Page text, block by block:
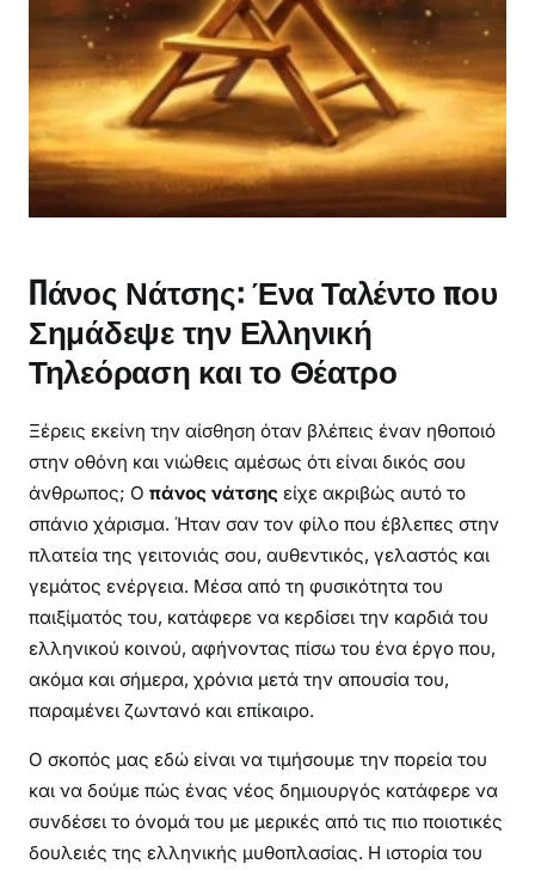
α
η
Κ
η
ρ
μ
υ
Πάνος Νάτσης: Ένα Ταλέντο που
Σημάδεψε την Ελληνική
Τηλεόραση και το Θέατρο
Ξέρεις εκείνη την αίσθηση όταν βλέπεις έναν ηθοποιό
στην οθόνη και νιώθεις αμέσως ότι είναι δικός σου
άνθρωπος; Ο πάνος νάτσης είχε ακριβώς αυτό το
σπάνιο χάρισμα. Ήταν σαν τον φίλο που έβλεπες στην
πλατεία της γειτονιάς σου, αυθεντικός, γελαστός και
γεμάτος ενέργεια. Μέσα από τη φυσικότητα του
παιξίματός του, κατάφερε να κερδίσει την καρδιά του
ελληνικού κοινού, αφήνοντας πίσω του ένα έργο που,
ακόμα και σήμερα, χρόνια μετά την απουσία του,
παραμένει ζωντανό και επίκαιρο.
Ο σκοπός μας εδώ είναι να τιμήσουμε την πορεία του
και να δούμε πώς ένας νέος δημιουργός κατάφερε να
συνδέσει το όνομά του με μερικές από τις πιο ποιοτικές
δουλειές της ελληνικής μυθοπλασίας. Η ιστορία του